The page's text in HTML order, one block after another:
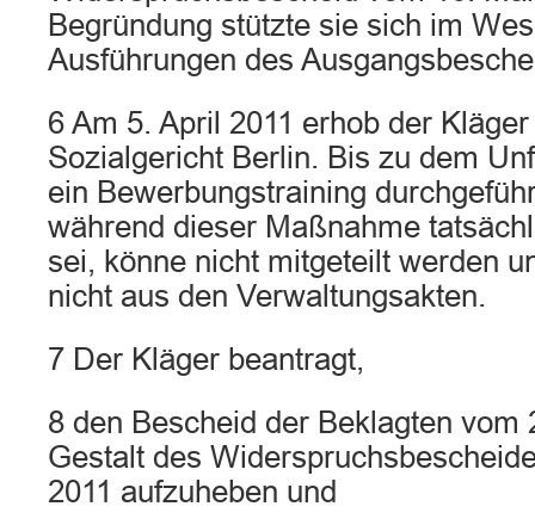
Begründung stützte sie sich im
Ausführungen des
6 Am 5. April 2011 erhob der
Sozialgericht Berlin. Bis zu dem
ein Bewerbungstraining
während dieser Maßnahme
sei, könne nicht mitgeteilt werden
nicht aus den Verwaltungsakten.
7 Der Kläger beantragt,
8 den Bescheid der Beklagten vom
Gestalt des
2011 aufzuheben und